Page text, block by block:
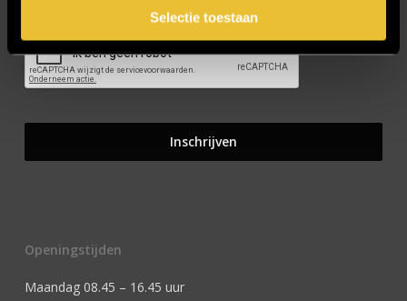
Selectie toestaan
Openingstijden
Maandag 08.45 – 16.45 uur